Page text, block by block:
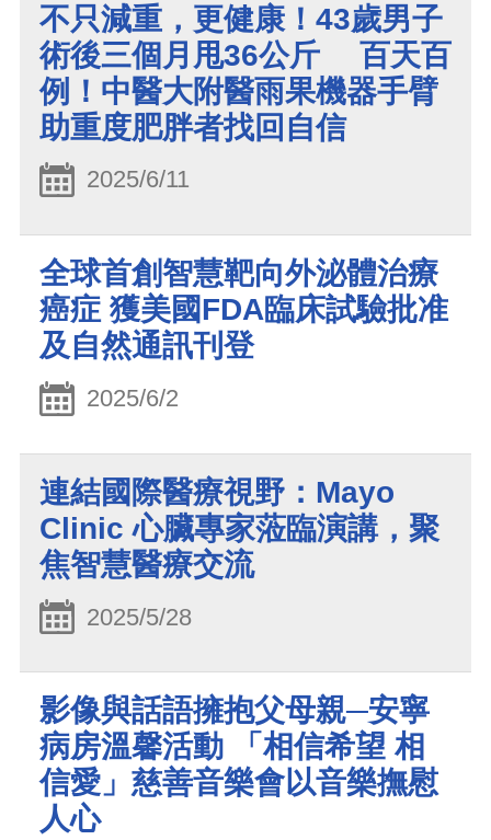
不只減重，更健康！43歲男子
術後三個月甩36公斤 百天百
例！中醫大附醫雨果機器手臂
助重度肥胖者找回自信
2025/6/11
全球首創智慧靶向外泌體治療
癌症 獲美國FDA臨床試驗批准
及自然通訊刊登
2025/6/2
連結國際醫療視野：Mayo
Clinic 心臟專家蒞臨演講，聚
焦智慧醫療交流
2025/5/28
影像與話語擁抱父母親─安寧
病房溫馨活動 「相信希望 相
信愛」慈善音樂會以音樂撫慰
人心